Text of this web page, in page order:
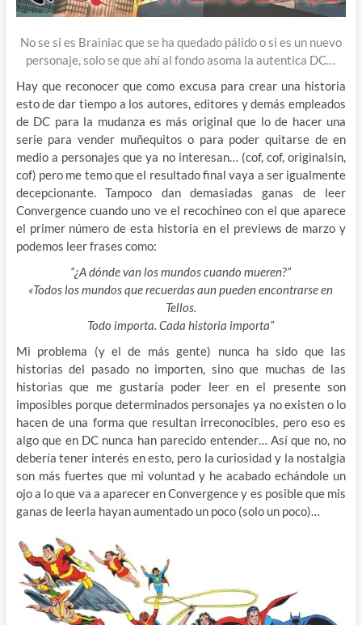
No se si es Brainiac que se ha quedado pálido o si es un nuevo
personaje, solo se que ahí al fondo asoma la autentica DC…
Hay que reconocer que como excusa para crear una historia
esto de dar tiempo a los autores, editores y demás empleados
de DC para la mudanza es más original que lo de hacer una
serie para vender muñequitos o para poder quitarse de en
medio a personajes que ya no interesan… (cof, cof, originalsin,
cof) pero me temo que el resultado final vaya a ser igualmente
decepcionante. Tampoco dan demasiadas ganas de leer
Convergence cuando uno ve el recochineo con el que aparece
el primer número de esta historia en el previews de marzo y
podemos leer frases como:
“¿A dónde van los mundos cuando mueren?”
«Todos los mundos que recuerdas aun pueden encontrarse en
Tellos.
Todo importa. Cada historia importa”
Mi problema (y el de más gente) nunca ha sido que las
historias del pasado no importen, sino que muchas de las
historias que me gustaría poder leer en el presente son
imposibles porque determinados personajes ya no existen o lo
hacen de una forma que resultan irreconocibles, pero eso es
algo que en DC nunca han parecido entender… Así que no, no
debería tener interés en esto, pero la curiosidad y la nostalgia
son más fuertes que mi voluntad y he acabado echándole un
ojo a lo que va a aparecer en Convergence y es posible que mis
ganas de leerla hayan aumentado un poco (solo un poco)…